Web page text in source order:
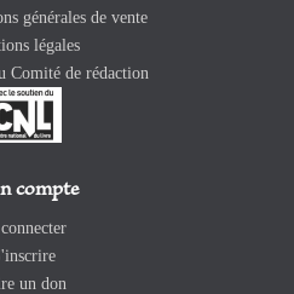
générales de vente
légales
Comité de rédaction
compte
un don